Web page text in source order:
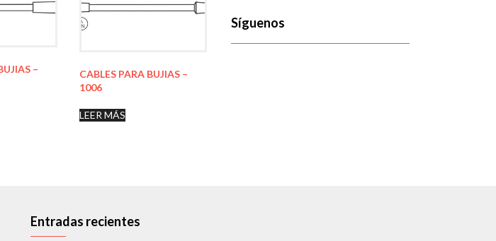
–
CABLES PARA BUJIAS –
1006
LEER MÁS
Síguenos
Entradas recientes